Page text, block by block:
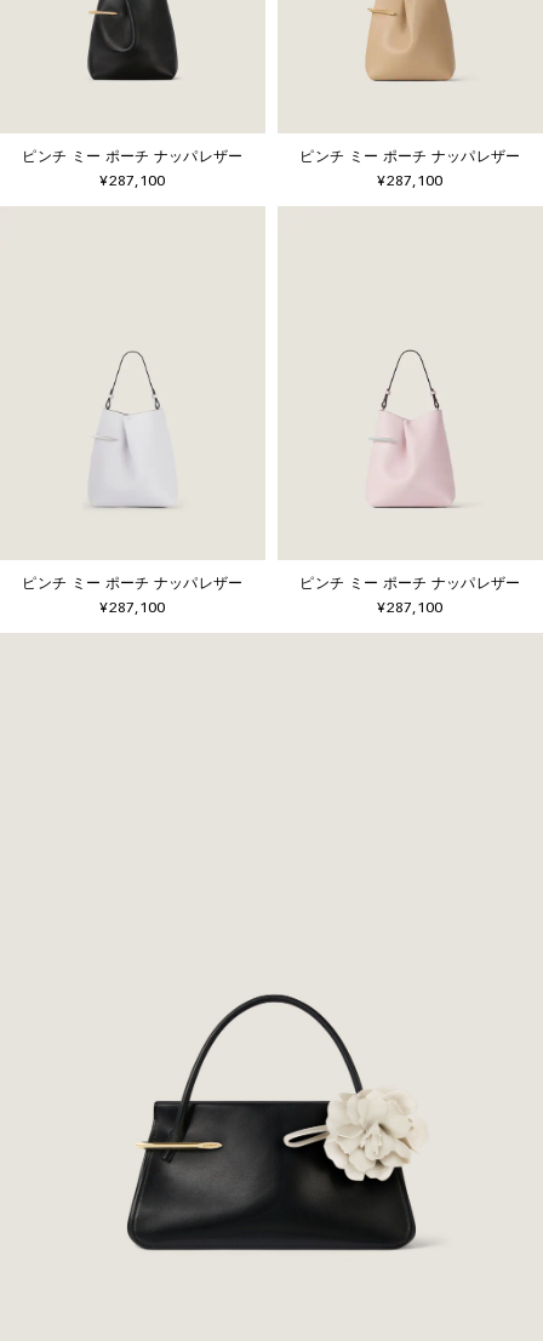
ピンチ ミー ポーチ ナッパレザー
¥287,100
ピンチ ミー ポーチ ナッパレザー
¥287,100
ピンチ ミー ポーチ ナッパレザー
¥287,100
ピンチ ミー ポーチ ナッパレザー
¥287,100